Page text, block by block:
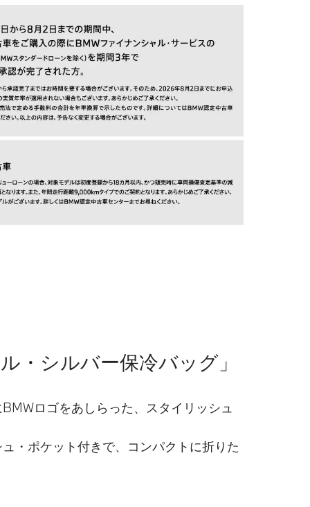
・シルバー保冷バッグ」
ロゴをあしらった、スタイリッシュ
・ポケット付きで、コンパクトに折りた